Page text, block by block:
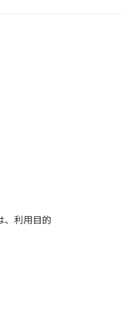
、利用目的